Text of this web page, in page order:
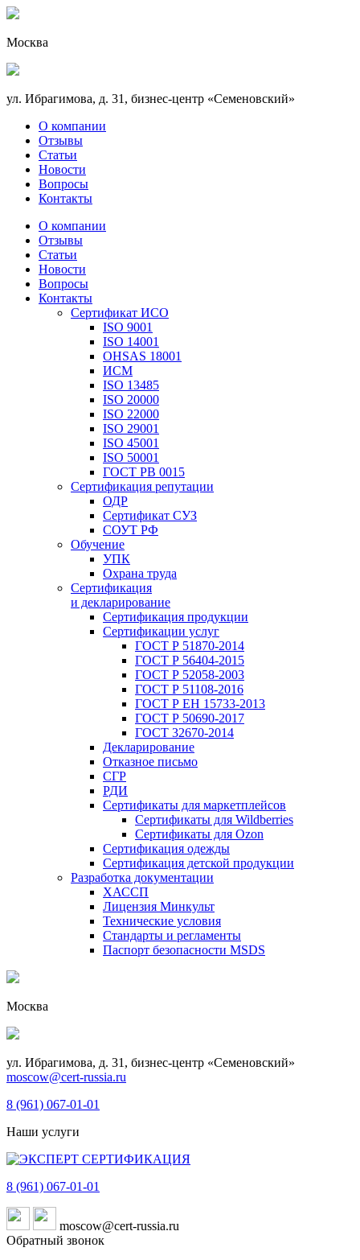
Москва
ул. Ибрагимова, д. 31, бизнес-центр «Семеновский»
О компании
Отзывы
Статьи
Новости
Вопросы
Контакты
О компании
Отзывы
Статьи
Новости
Вопросы
Контакты
Сертификат ИСО
ISO 9001
ISO 14001
OHSAS 18001
ИСМ
ISO 13485
ISO 20000
ISO 22000
ISO 29001
ISO 45001
ISO 50001
ГОСТ РВ 0015
Сертификация репутации
ОДР
Сертификат СУЗ
СОУТ РФ
Обучение
УПК
Охрана труда
Сертификация
и декларирование
Сертификация продукции
Сертификации услуг
ГОСТ Р 51870-2014
ГОСТ Р 56404-2015
ГОСТ Р 52058-2003
ГОСТ Р 51108-2016
ГОСТ Р ЕН 15733-2013
ГОСТ Р 50690-2017
ГОСТ 32670-2014
Декларирование
Отказное письмо
СГР
РДИ
Сертификаты для маркетплейсов
Сертификаты для Wildberries
Сертификаты для Ozon
Сертификация одежды
Сертификация детской продукции
Разработка документации
ХАССП
Лицензия Минкульт
Технические условия
Стандарты и регламенты
Паспорт безопасности MSDS
Москва
ул. Ибрагимова, д. 31, бизнес-центр «Семеновский»
moscow@cert-russia.ru
8 (961) 067-01-01
Наши услуги
8 (961) 067-01-01
moscow@cert-russia.ru
Обратный звонок